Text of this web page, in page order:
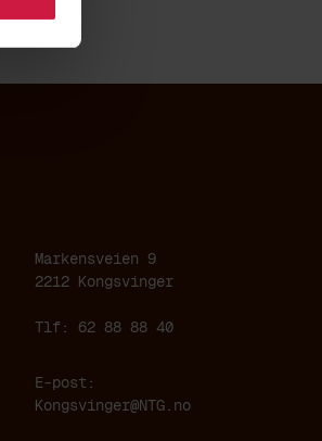
Markensveien 9
2212 Kongsvinger
Tlf: 62 88 88 40
E-post:
Kongsvinger@NTG.no